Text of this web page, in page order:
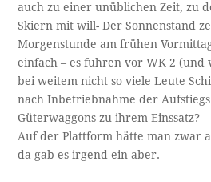
auch zu einer unüblichen Zeit, zu
Skiern mit will- Der Sonnenstand
Morgenstunde am frühen
einfach – es fuhren vor WK 2 (und
bei weitem nicht so viele Leute
nach Inbetriebnahme der
Güterwaggons zu ihrem Einssatz?
Auf der Plattform hätte man zwar
da gab es irgend ein aber.